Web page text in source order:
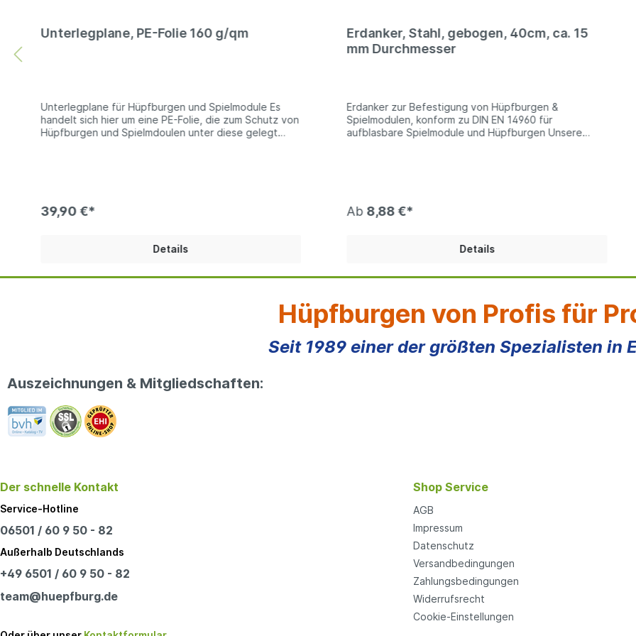
Unterlegplane, PE-Folie 160 g/qm
Unterlegplane für Hüpfburgen und Spielmodule Es
handelt sich hier um eine PE-Folie, die zum Schutz von
Hüpfburgen und Spielmdoulen unter diese gelegt
umlaufend geöst Bei den Produktfotos handelt es
sich um Beispiel, die Farben der gelieferten Ware kann
39,90 €*
Details
Erdanker, Stahl, gebogen, 40cm, ca. 15
mm Durchmesser
Erdanker zur Befestigung von Hüpfburgen &
Spielmodulen, konform zu DIN EN 14960 für
aufblasbare Spielmodule und Hüpfburgen Unsere
ähnlichen Spielgeräten verwendet werden.
Technische Information: ca. 40cm lang | ca. 16 mm
Ab 8,88 €*
Details
Hüpfburgen von Profis für
Seit 1989 einer der größten Spezialisten in
Auszeichnungen & Mitgliedschaften:
Der schnelle Kontakt
Service-Hotline
06501 / 60 9 50 - 82
Außerhalb Deutschlands
+49 6501 / 60 9 50 - 82
team@huepfburg.de
Shop Service
AGB
Impressum
Datenschutz
Versandbedingungen
Zahlungsbedingungen
Widerrufsrecht
Cookie-Einstellungen